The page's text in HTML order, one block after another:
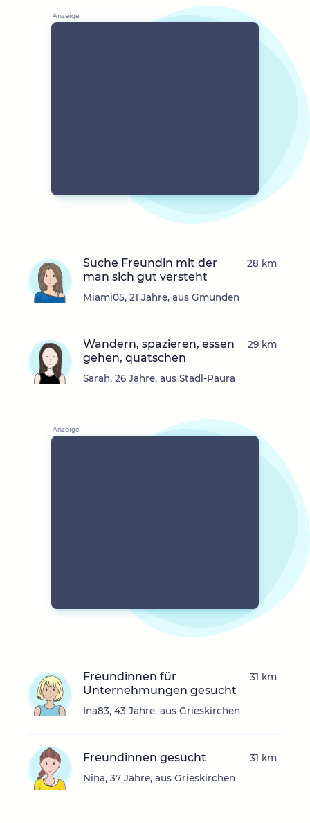
Suche Freundin mit der
man sich gut versteht
Miami05, 21 Jahre, aus Gmunden
28 km
Wandern, spazieren, essen
gehen, quatschen
Sarah, 26 Jahre, aus Stadl-Paura
29 km
Freundinnen für
Unternehmungen gesucht
Ina83, 43 Jahre, aus Grieskirchen
31 km
Freundinnen gesucht
Nina, 37 Jahre, aus Grieskirchen
31 km